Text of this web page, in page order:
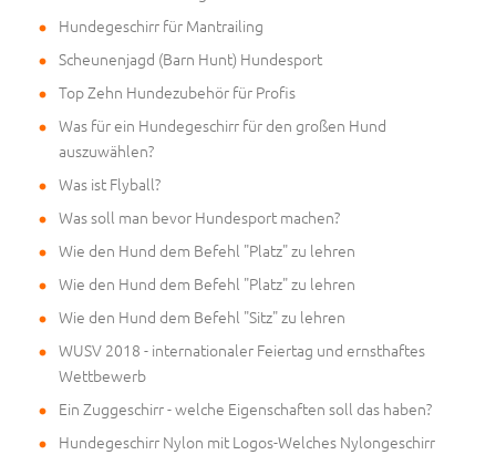
Hundegeschirr für Mantrailing
Scheunenjagd (Barn Hunt) Hundesport
Top Zehn Hundezubehör für Profis
Was für ein Hundegeschirr für den großen Hund
auszuwählen?
Was ist Flyball?
Was soll man bevor Hundesport machen?
Wie den Hund dem Befehl "Platz" zu lehren
Wie den Hund dem Befehl "Platz" zu lehren
Wie den Hund dem Befehl "Sitz" zu lehren
WUSV 2018 - internationaler Feiertag und ernsthaftes
Wettbewerb
Ein Zuggeschirr - welche Eigenschaften soll das haben?
Hundegeschirr Nylon mit Logos-Welches Nylongeschirr